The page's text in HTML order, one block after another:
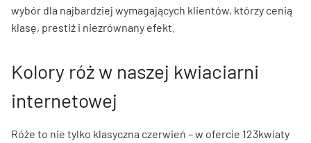
wybór dla najbardziej wymagających klientów, którzy cenią
klasę, prestiż i niezrównany efekt.
Kolory róż w naszej kwiaciarni
internetowej
Róże to nie tylko klasyczna czerwień – w ofercie 123kwiaty